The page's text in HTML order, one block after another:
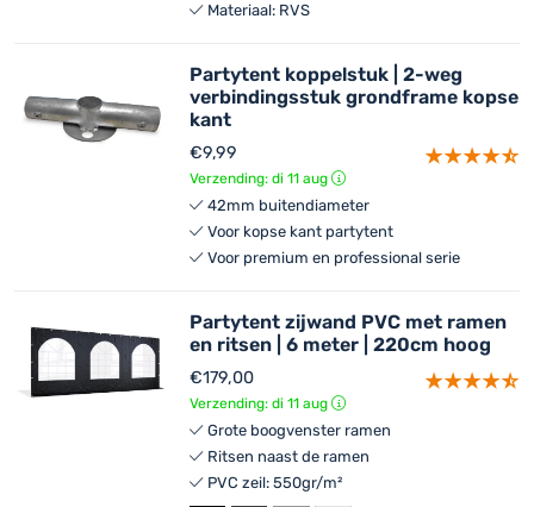
Materiaal: RVS
Partytent koppelstuk | 2-weg
verbindingsstuk grondframe kopse
kant
€9,99
Verzending: di 11 aug
42mm buitendiameter
Voor kopse kant partytent
Voor premium en professional serie
Partytent zijwand PVC met ramen
en ritsen | 6 meter | 220cm hoog
€179,00
Verzending: di 11 aug
Grote boogvenster ramen
Ritsen naast de ramen
PVC zeil: 550gr/m²